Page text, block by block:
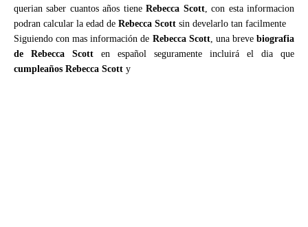
querian saber cuantos años tieneRebecca Scott, con esta informacion
podran calcular la edad de Rebecca Scott sin develarlo tan facilmente
Siguiendo con mas información de Rebecca Scott, una brevebiografia
de Rebecca Scott en español seguramente incluirá el dia que
cumpleaños Rebecca Scott y